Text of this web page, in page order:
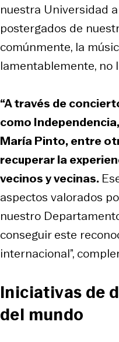
nuestra Universidad
postergados de
comúnmente, la
lamentablemente, no
“A través de
como
María Pinto, entre
recuperar la
vecinos y vecinas.
aspectos valorados
nuestro
conseguir este
internacional”,
Iniciativas de
del mundo